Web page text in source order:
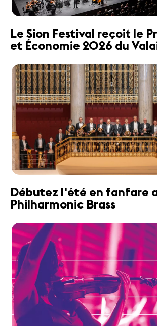
Le Sion Festival reçoit le
et Économie 2026 du
Débutez l'été en fanfare
Philharmonic Brass